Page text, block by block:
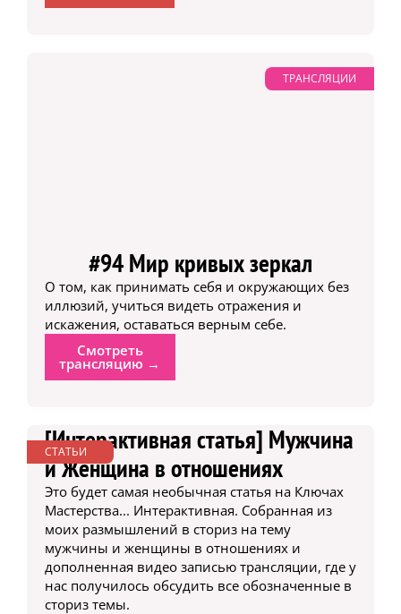
ТРАНСЛЯЦИИ
#94 Мир кривых зеркал
О том, как принимать себя и окружающих без
иллюзий, учиться видеть отражения и
искажения, оставаться верным себе.
Смотреть
трансляцию →
СТАТЬИ
[Интерактивная статья] Мужчина
и Женщина в отношениях
Это будет самая необычная статья на Ключах
Мастерства... Интерактивная. Собранная из
моих размышлений в сториз на тему
мужчины и женщины в отношениях и
дополненная видео записью трансляции, где у
нас получилось обсудить все обозначенные в
сториз темы.